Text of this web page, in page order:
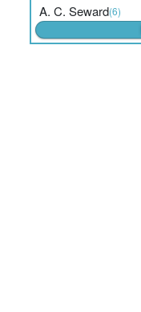
A. C. Seward(6)